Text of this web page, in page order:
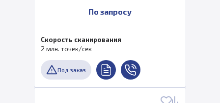
По запросу
Скорость сканирования
2 млн. точек/сек
Под заказ